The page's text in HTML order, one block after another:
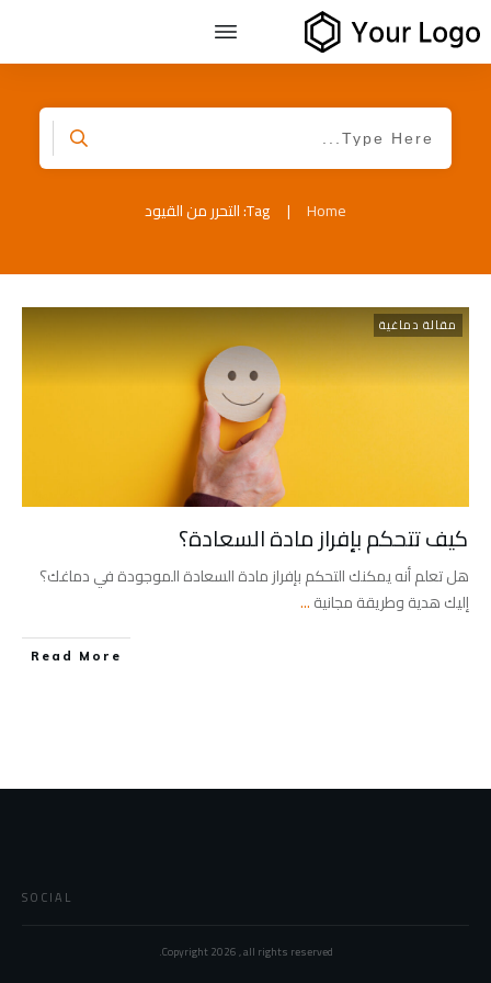
Home
| Tag: التحرر من القيود
مقالة دماغية
كيف تتحكم بإفراز مادة السعادة؟
هل تعلم أنه يمكنك التحكم بإفراز مادة السعادة الموجودة في دماغك؟
إليك هدية وطريقة مجانية...
Read More
SOCIAL
Copyright2026, all rights reserved.